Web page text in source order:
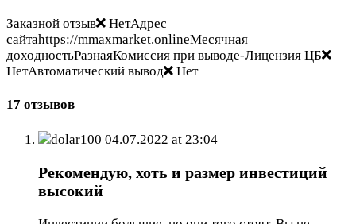
Заказной отзыв
НетАдрес
сайтаhttps://mmaxmarket.onlineМесячная
доходностьРазнаяКомиссия при выводе-Лицензия ЦБ
НетАвтоматический вывод
Нет
17 отзывов
dolar100 04.07.2022 at 23:04
Рекомендую, хоть и размер инвестиций
высокий